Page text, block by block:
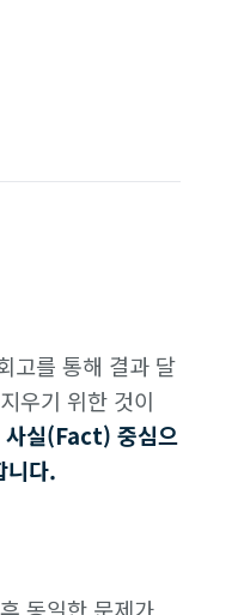
고를 통해 결과 달
우기 위한 것이
사실(Fact) 중심으
니다.